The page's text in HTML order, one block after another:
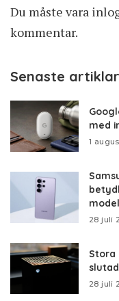
Du måste vara
kommentar.
Senaste
med
1
28 juli
Stora
28 juli